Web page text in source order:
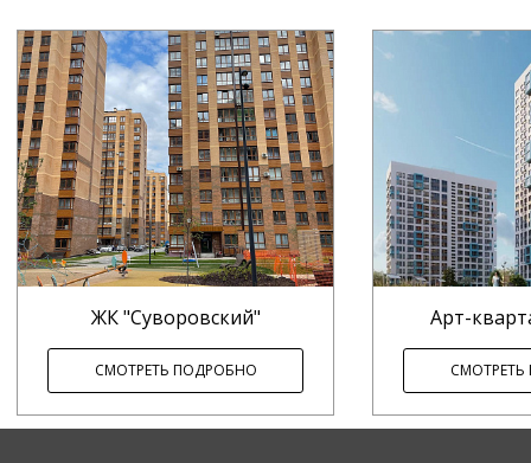
ЖК "Суворовский"
СМОТРЕТЬ ПОДРОБНО
Арт-